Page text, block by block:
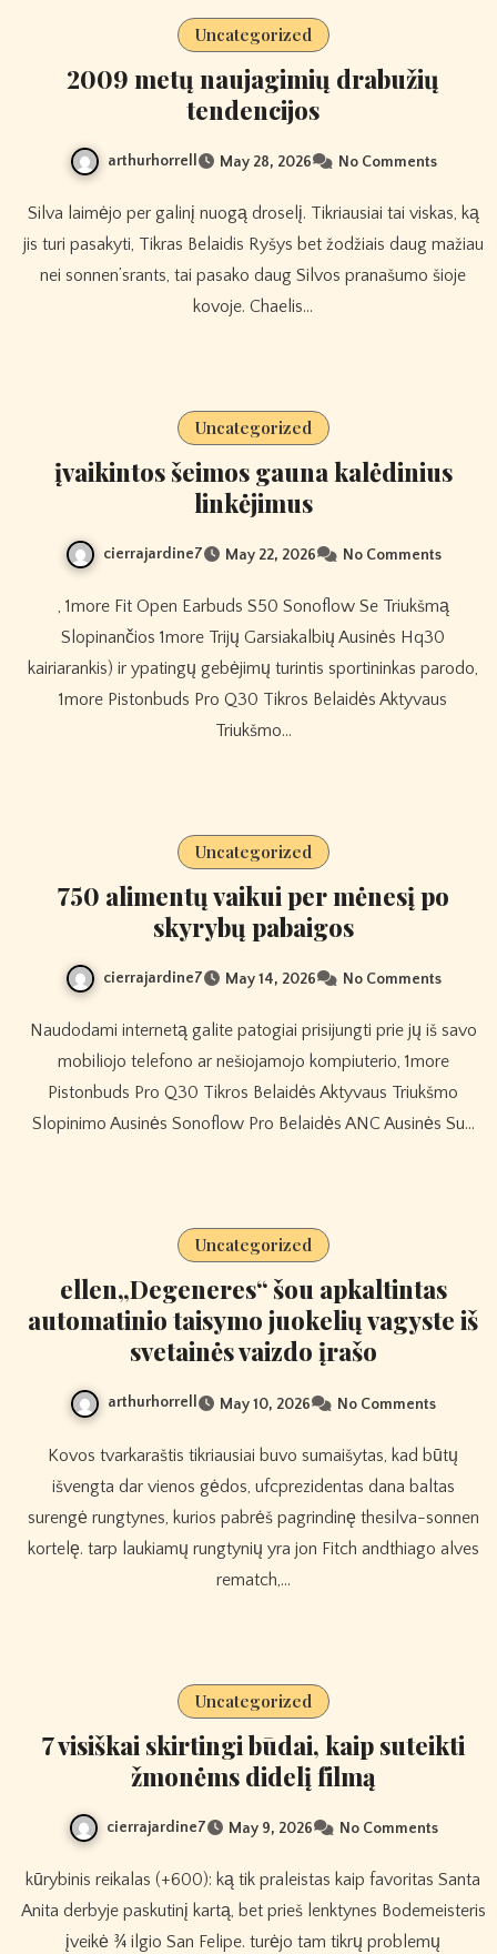
Uncategorized
2009 metų naujagimių drabužių
tendencijos
arthurhorrell May 28, 2026 No Comments
Silva laimėjo per galinį nuogą droselį. Tikriausiai tai viskas, ką
jis turi pasakyti, Tikras Belaidis Ryšys bet žodžiais daug mažiau
nei sonnen’srants, tai pasako daug Silvos pranašumo šioje
kovoje. Chaelis…
Uncategorized
įvaikintos šeimos gauna kalėdinius
linkėjimus
cierrajardine7 May 22, 2026 No Comments
, 1more Fit Open Earbuds S50 Sonoflow Se Triukšmą
Slopinančios 1more Trijų Garsiakalbių Ausinės Hq30
kairiarankis) ir ypatingų gebėjimų turintis sportininkas parodo,
1more Pistonbuds Pro Q30 Tikros Belaidės Aktyvaus
Triukšmo…
Uncategorized
750 alimentų vaikui per mėnesį po
skyrybų pabaigos
cierrajardine7 May 14, 2026 No Comments
Naudodami internetą galite patogiai prisijungti prie jų iš savo
mobiliojo telefono ar nešiojamojo kompiuterio, 1more
Pistonbuds Pro Q30 Tikros Belaidės Aktyvaus Triukšmo
Slopinimo Ausinės Sonoflow Pro Belaidės ANC Ausinės Su…
Uncategorized
ellen„Degeneres“ šou apkaltintas
automatinio taisymo juokelių vagyste iš
svetainės vaizdo įrašo
arthurhorrell May 10, 2026 No Comments
Kovos tvarkaraštis tikriausiai buvo sumaišytas, kad būtų
išvengta dar vienos gėdos, ufcprezidentas dana baltas
surengė rungtynes, kurios pabrėš pagrindinę thesilva-sonnen
kortelę. tarp laukiamų rungtynių yra jon Fitch andthiago alves
rematch,…
Uncategorized
7 visiškai skirtingi būdai, kaip suteikti
žmonėms didelį filmą
cierrajardine7 May 9, 2026 No Comments
kūrybinis reikalas (+600): ką tik praleistas kaip favoritas Santa
Anita derbyje paskutinį kartą, bet prieš lenktynes ​​Bodemeisteris
įveikė ¾ ilgio San Felipe. turėjo tam tikrų problemų